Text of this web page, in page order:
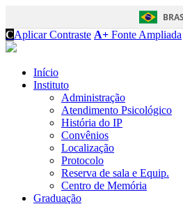
CAplicar Contraste A+ Fonte Ampliada
Início
Instituto
Administração
Atendimento Psicológico
História do IP
Convênios
Localização
Protocolo
Reserva de sala e Equip.
Centro de Memória
Graduação